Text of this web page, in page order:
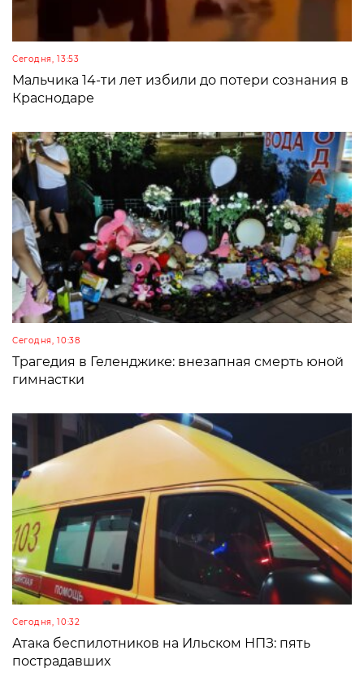
Сегодня, 13:53
Мальчика 14-ти лет избили до потери сознания в
Краснодаре
Сегодня, 10:38
Трагедия в Геленджике: внезапная смерть юной
гимнастки
Сегодня, 10:32
Атака беспилотников на Ильском НПЗ: пять
пострадавших